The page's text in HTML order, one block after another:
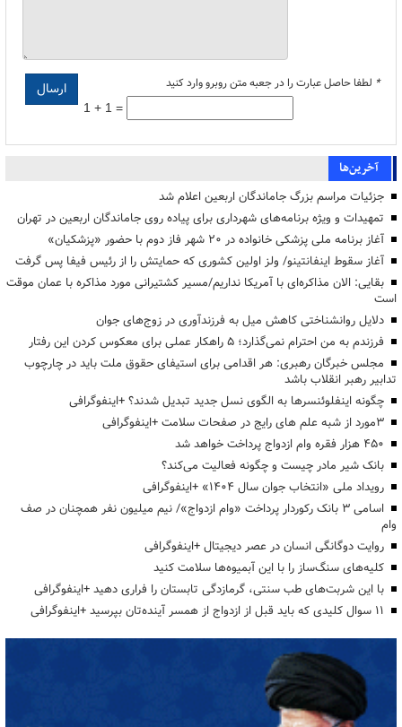
* لطفا حاصل عبارت را در جعبه متن روبرو وارد کنید
1 + 1 =
آخرین‌ها
جزئیات مراسم بزرگ جاماندگان اربعین اعلام شد
تمهیدات و ویژه برنامه‌های شهرداری برای پیاده روی جاماندگان اربعین در تهران
آغاز برنامه ملی پزشکی خانواده در ۲۰ شهر فاز دوم با حضور «پزشکیان»
آغاز سقوط اینفانتینو/ ولز اولین کشوری که حمایتش را از رئیس فیفا پس گرفت
بقایی: الان مذاکره‌ای با آمریکا نداریم/مسیر کشتیرانی مورد مذاکره با عمان موقت
است
دلایل روانشناختی کاهش میل به فرزندآوری در زوج‌های جوان
فرزندم به من احترام نمی‌گذارد؛ ۵ راهکار عملی برای معکوس کردن این رفتار
مجلس خبرگان رهبری: هر اقدامی برای استیفای حقوق ملت باید در چارچوب
تدابیر رهبر انقلاب باشد
چگونه اینفلوئنسرها به الگوی نسل جدید تبدیل شدند؟ +اینفوگرافی
3مورد از شبه علم های رایج در صفحات سلامت +اینفوگرافی
۴۵۰ هزار فقره وام ازدواج پرداخت خواهد شد
بانک شیر مادر چیست و چگونه فعالیت می‌کند؟
رویداد ملی «انتخاب جوان سال ۱۴۰۴» +اینفوگرافی
اسامی ۳ بانک رکوردار پرداخت «وام ازدواج»/ نیم میلیون نفر همچنان در صف
وام
روایت دوگانگی انسان در عصر دیجیتال +اینفوگرافی
کلیه‌های سنگ‌ساز را با این آبمیوه‌ها سلامت کنید
با این شربت‌های طب سنتی، گرمازدگی تابستان را فراری دهید +اینفوگرافی
۱۱ سوال کلیدی که باید قبل از ازدواج از همسر آینده‌تان بپرسید +اینفوگرافی